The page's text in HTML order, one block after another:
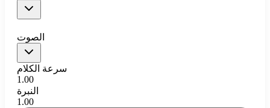
الصوت
سرعة الكلام
1.00
النبرة
1.00